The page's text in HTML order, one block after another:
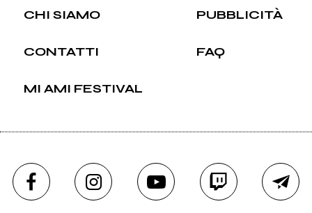
CHI SIAMO PUBBLICITÀ
CONTATTI FAQ
MI AMI FESTIVAL